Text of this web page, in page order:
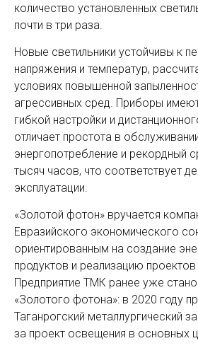
количество установленных
почти в три раза.
Новые светильники устойчивы к
напряжения и температур,
условиях повышенной
агрессивных сред. Приборы
гибкой настройки и
отличает простота в
энергопотребление и рекордный
тысяч часов, что соответствует
эксплуатации.
«Золотой фотон» вручается
Евразийского экономического
ориентированным на создание
продуктов и реализацию проектов
Предприятие ТМК ранее уже
«Золотого фотона»: в 2020 году
Таганрогский металлургический
за проект освещения в основных